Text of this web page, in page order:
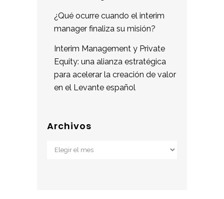
¿Qué ocurre cuando el interim
manager finaliza su misión?
Interim Management y Private
Equity: una alianza estratégica
para acelerar la creación de valor
en el Levante español
Archivos
Archivos